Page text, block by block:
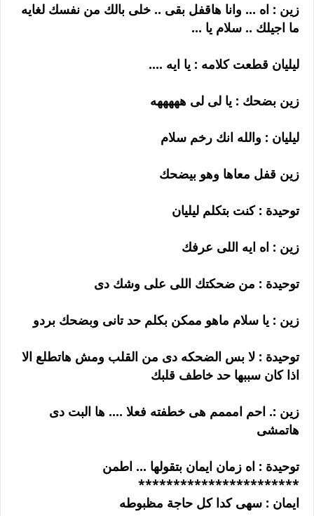
زين : اه ... وانا هاقفل بقى .. خلى بالك من نفسك لغايه
ما اجيلك .. سلام يا ...
ليليان قطعت كلامه : يا ايه ....
زين بضحك : يا لى لى هههههه
ليليان : والله انك رخم سلام
زين قفل معاها وهو بيضحك
توحيدة : كنت بتكلم ليليان
زين : اه ايه اللى عرفك
توحيدة : من ضحكتك اللى على وشك دى
زين : يا سلام ماهو ممكن بكلم حد تانى وبضحك بردو
توحيدة : لا بس الضحكه دى من القلب ومش هاتطلع الا
اذا كان سببها حد خاطف قلبك
زين :. احم امممم هى خطفته فعلا .... ها البت دى
هاتمشى
توحيدة : اه زمان ايمان بتقولها ... اطمن
***********************
ايمان : سهى كدا كل حاجة مظبوطه